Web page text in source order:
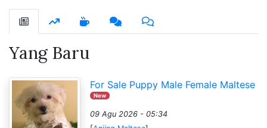
Yang Baru
For Sale Puppy Male Female Maltese
New
09 Agu 2026 - 05:34